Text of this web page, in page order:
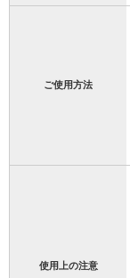
ご使用方法
使用上の注意